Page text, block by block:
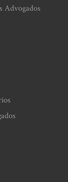
Advogados